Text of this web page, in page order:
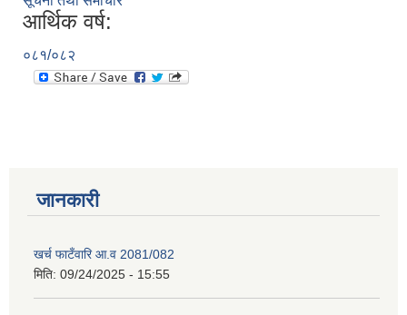
आर्थिक वर्ष:
०८१/०८२
जानकारी
खर्च फाटँवारि आ.व 2081/082
मिति: 09/24/2025 - 15:55